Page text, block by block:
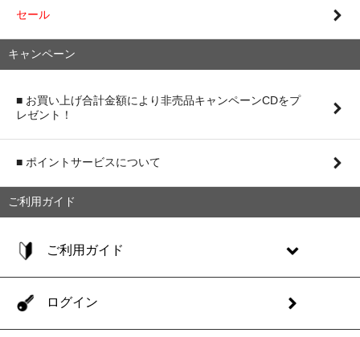
セール
キャンペーン
■ お買い上げ合計金額により非売品キャンペーンCDをプ
レゼント！
■ ポイントサービスについて
ご利用ガイド
ご利用ガイド
ログイン